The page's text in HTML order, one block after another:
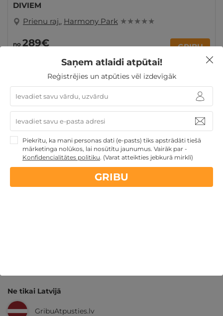
DIVIEM
Prienu raj., Harmony Park ★ ★ ★ ★ ★
no 289€ GRIBU
Atpūtai Valentīndienā Ziemassvētku dāvanas
Dienas
Spa
Dāvanu idejas Dāvanas ar SPA
Atpūta
diviem
apkalpošanas un administrācijas maksas
Ne tikai Latvijā
GribuAtpusties.lv
Saņem atlaidi atpūtai!
Reģistrējies un atpūties vēl izdevīgāk
Piekrītu, ka mani personas dati (e-pasts) tiks apstrādāti tiešā
mārketinga nolūkos, lai nosūtītu jaunumus. Vairāk par -
Konfidencialitātes politiku. (Varat atteikties jebkurā mirklī)
GRIBU